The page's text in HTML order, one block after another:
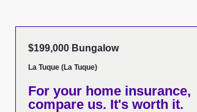
$199,000 Bungalow
La Tuque (La Tuque)
For your home insurance,
compare us. It's worth it.